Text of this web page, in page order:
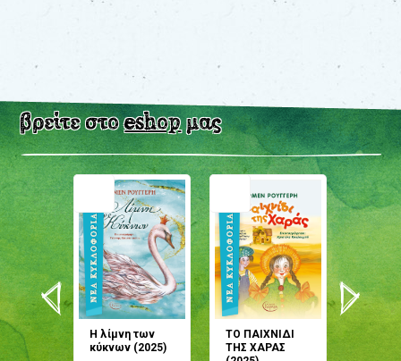
βρείτε στοeshopμας
Η λίμνη των
κύκνων (2025)
ΤΟ ΠΑΙΧΝΙΔΙ
ΤΗΣ ΧΑΡΑΣ
μου;